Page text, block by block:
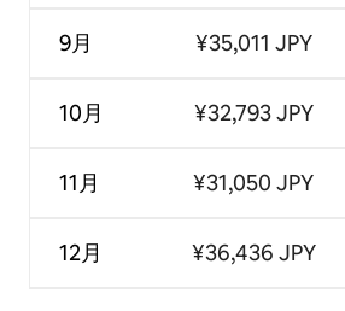
9月
10月
11月
12月
¥35,011 JPY
¥32,793 JPY
¥31,050 JPY
¥36,436 JPY